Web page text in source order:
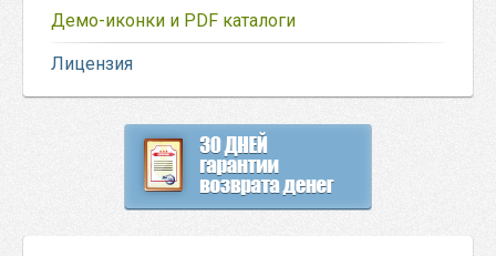
Демо-иконки и PDF каталоги
Лицензия